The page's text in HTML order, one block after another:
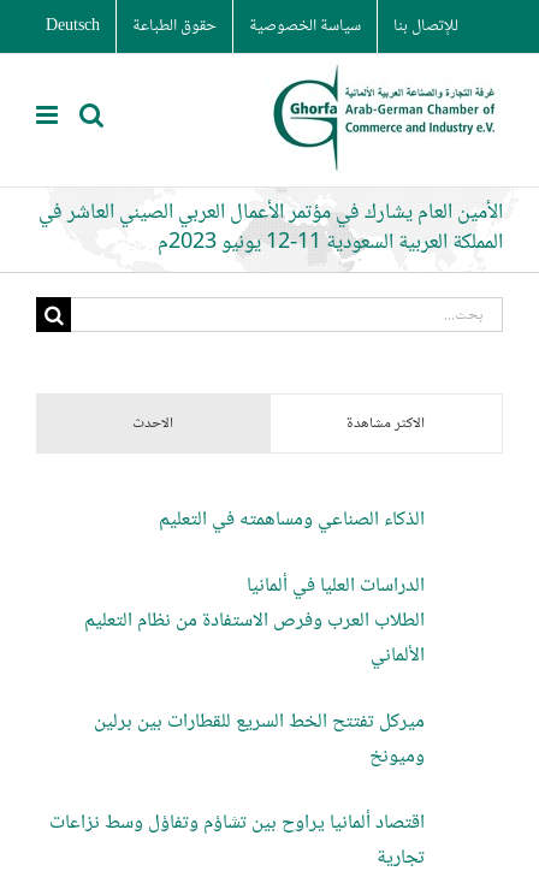
to
content
للإتصال بنا سياسة الخصوصية حقوق الطباعة Deutsch
الأمين العام يشارك في مؤتمر الأعمال العربي الصيني العاشر في
المملكة العربية السعودية 11-12 يونيو 2023م
البحث
الاكثر مشاهدة الاحدث
الذكاء الصناعي ومساهمته في التعليم
الدراسات العليا في ألمانيا
الطلاب العرب وفرص الاستفادة من نظام التعليم
الألماني
ميركل تفتتح الخط السريع للقطارات بين برلين
وميونخ
اقتصاد ألمانيا يراوح بين تشاؤم وتفاؤل وسط نزاعات
تجارية